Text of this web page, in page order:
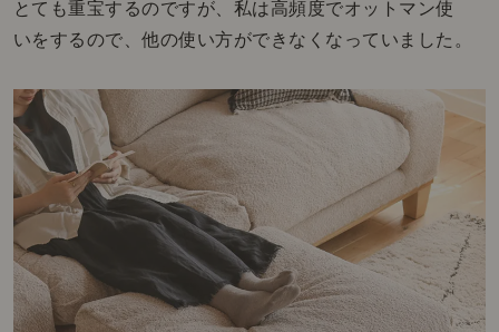
とても重宝するのですが、私は高頻度でオットマン使
いをするので、他の使い方ができなくなっていました。